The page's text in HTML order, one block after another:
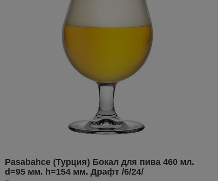
Pasabahce (Турция) Бокал для пива 460 мл.
d=95 мм. h=154 мм. Драфт /6/24/